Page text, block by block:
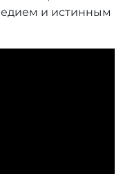
и истинным